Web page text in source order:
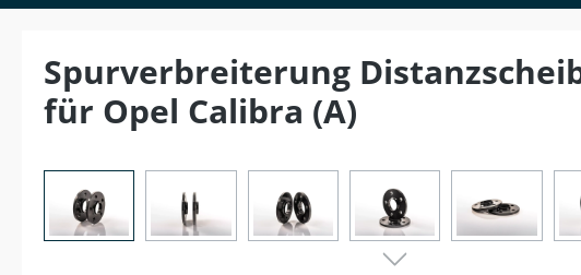
Spurverbreiterung
für Opel Calibra (A)